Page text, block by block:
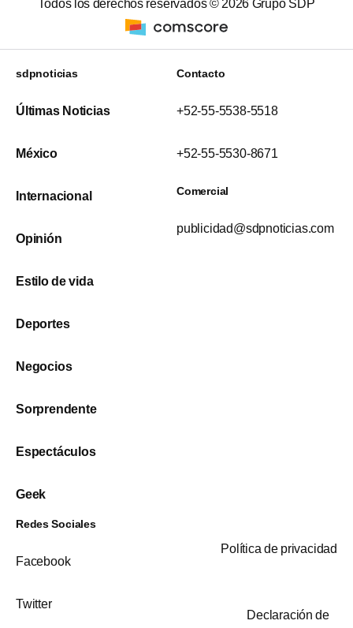
Todos los derechos reservados © 2026 Grupo SDP
sdpnoticias
Últimas Noticias
México
Internacional
Opinión
Estilo de vida
Deportes
Negocios
Sorprendente
Espectáculos
Geek
Contacto
+52-55-5538-5518
+52-55-5530-8671
Comercial
publicidad@sdpnoticias.com
Redes Sociales
Facebook
Twitter
Política de privacidad
Declaración de